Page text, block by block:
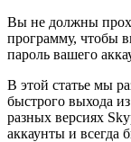
Вы не должны
программу, чтобы
пароль вашего
В этой статье мы
быстрого выхода
разных версиях
аккаунты и всегда